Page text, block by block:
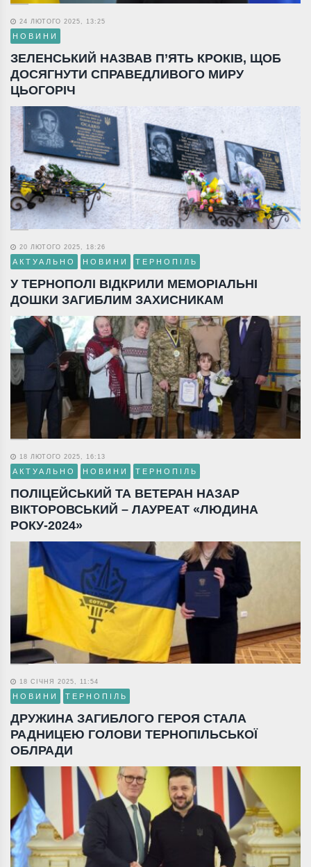
24 ЛЮТОГО 2025, 13:25
НОВИНИ
ЗЕЛЕНСЬКИЙ НАЗВАВ П’ЯТЬ КРОКІВ, ЩОБ
ДОСЯГНУТИ СПРАВЕДЛИВОГО МИРУ
ЦЬОГОРІЧ
20 ЛЮТОГО 2025, 18:26
АКТУАЛЬНО НОВИНИ ТЕРНОПІЛЬ
У ТЕРНОПОЛІ ВІДКРИЛИ МЕМОРІАЛЬНІ
ДОШКИ ЗАГИБЛИМ ЗАХИСНИКАМ
18 ЛЮТОГО 2025, 16:13
АКТУАЛЬНО НОВИНИ ТЕРНОПІЛЬ
ПОЛІЦЕЙСЬКИЙ ТА ВЕТЕРАН НАЗАР
ВІКТОРОВСЬКИЙ – ЛАУРЕАТ «ЛЮДИНА
РОКУ-2024»
18 СІЧНЯ 2025, 11:54
НОВИНИ ТЕРНОПІЛЬ
ДРУЖИНА ЗАГИБЛОГО ГЕРОЯ СТАЛА
РАДНИЦЕЮ ГОЛОВИ ТЕРНОПІЛЬСЬКОЇ
ОБЛРАДИ